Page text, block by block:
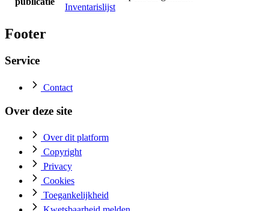
Inventarislijst
Footer
Service
Contact
Over deze site
Over dit platform
Copyright
Privacy
Cookies
Toegankelijkheid